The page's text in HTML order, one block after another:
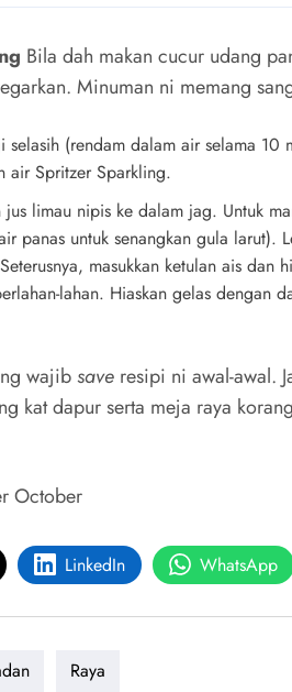
Bila dah makan cucur udang
Minuman ni memang
selasih (rendam dalam air selama
air Spritzer Sparkling.
jus limau nipis ke dalam jag. Untuk
panas untuk senangkan gula larut).
masukkan ketulan ais dan
lahan. Hiaskan gelas dengan
wajibsave resipi ni awal-awal.
kat dapur serta meja raya
October
LinkedIn WhatsApp
Raya